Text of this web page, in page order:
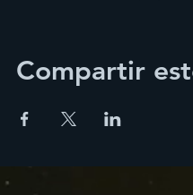
Compartir